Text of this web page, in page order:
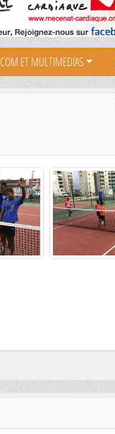
COM ET MULTIMEDIAS